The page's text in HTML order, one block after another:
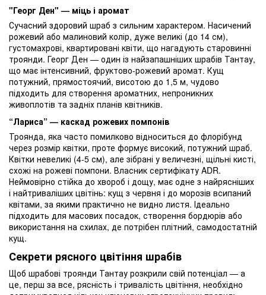
"Георг Ден" — міць і аромат
Сучасний здоровий шраб з сильним характером. Насичений
рожевий або малиновий колір, дуже великі (до 14 см),
густомахрові, квартировані квіти, що нагадують старовинні
троянди. Георг Ден — один із найзапашніших шрабів Тантау,
що має інтенсивний, фруктово-рожевий аромат. Кущ
потужний, прямостоячий, висотою до 1,5 м, чудово
підходить для створення ароматних, непроникних
живоплотів та задніх планів квітників.
“Лариса” — каскад рожевих помпонів
Троянда, яка часто помилково відноситься до флорібунд
через розмір квітки, проте формує високий, потужний шраб.
Квітки невеликі (4-5 см), але зібрані у величезні, щільні кисті,
схожі на рожеві помпони. Власник сертифікату ADR.
Неймовірно стійка до хвороб і дощу, має одне з найрясніших
і найтриваліших цвітінь: кущ з червня і до морозів всипаний
квітами, за якими практично не видно листя. Ідеально
підходить для масових посадок, створення бордюрів або
використання на схилах, де потрібен плітний, самодостатній
кущ.
Секрети рясного цвітіння шрабів
Щоб шрабові троянди Тантау розкрили свій потенціал — а
це, перш за все, рясність і тривалість цвітіння, необхідно